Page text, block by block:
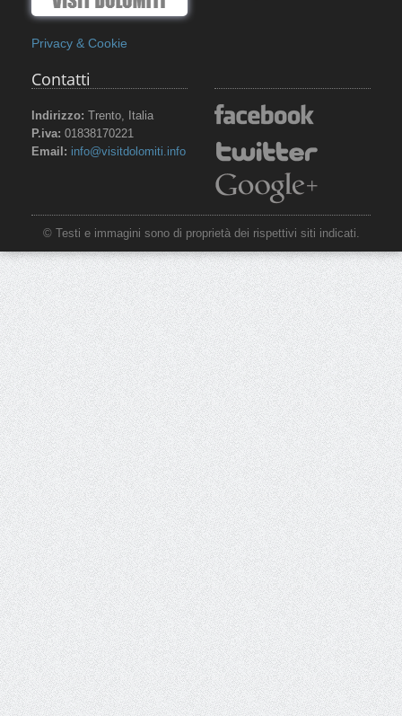
Privacy & Cookie
Contatti
Indirizzo: Trento, Italia
P.iva: 01838170221
Email: info@visitdolomiti.info
© Testi e immagini sono di proprietà dei rispettivi siti indicati.